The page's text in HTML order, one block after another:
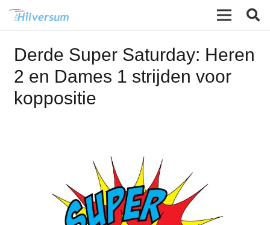
Derde Super Saturday: Heren
2 en Dames 1 strijden voor
koppositie